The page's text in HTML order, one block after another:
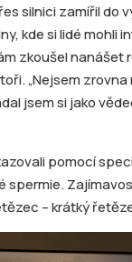
silnici zamířil do
kde si lidé mohli
zkoušel
„Nejsem
jsem si jako
pomocí
spermie.
– krátký